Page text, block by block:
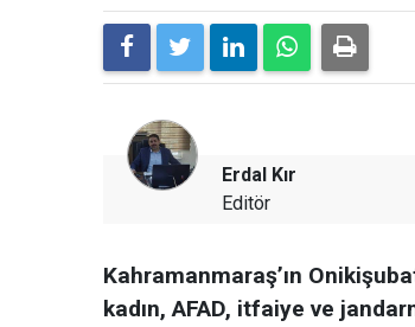
Erdal Kır
Editör
Kahramanmaraş’ın
kadın, AFAD, itfaiye ve